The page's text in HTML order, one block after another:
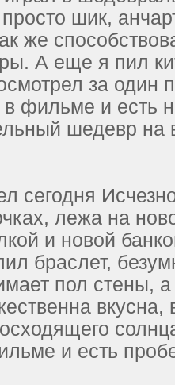
шик,
же
А еще я пил
за один
фильме и есть
шедевр на
сегодня
лежа на
и новой
браслет,
пол стены,
вкусна,
и есть